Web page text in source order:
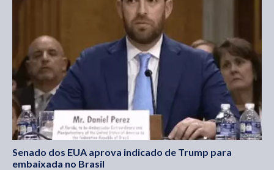
Senado dos EUA aprova indicado de Trump para
embaixada no Brasil